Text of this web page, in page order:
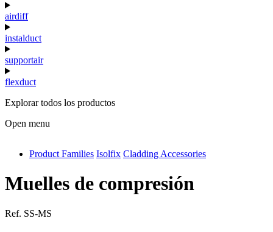
airdiff
instalduct
supportair
flexduct
Explorar todos los productos
Open menu
antivib
isolfix
Product Families Isolfix Cladding Accessories
Muelles de compresión
Ref. SS-MS